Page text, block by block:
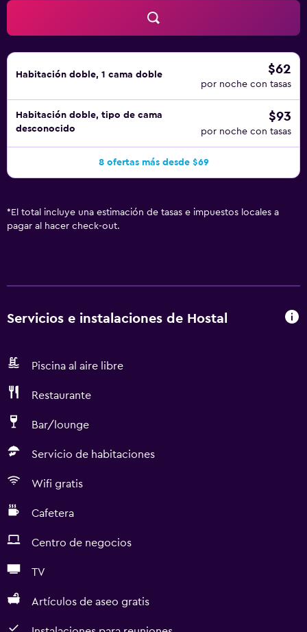
Habitación doble, 1 cama doble $62
por noche con tasas
Habitación doble, tipo de cama
desconocido
$93
por noche con tasas
8 ofertas más desde $69
* El total incluye una estimación de tasas e impuestos locales a
pagar al hacer check-out.
Servicios e instalaciones de Hostal
Piscina al aire libre
Restaurante
Bar/lounge
Servicio de habitaciones
Wifi gratis
Cafetera
Centro de negocios
TV
Artículos de aseo gratis